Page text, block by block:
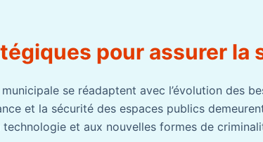
pour assurer la
se réadaptent avec l’évolution des
et la sécurité des espaces publics
technologie et aux nouvelles formes de